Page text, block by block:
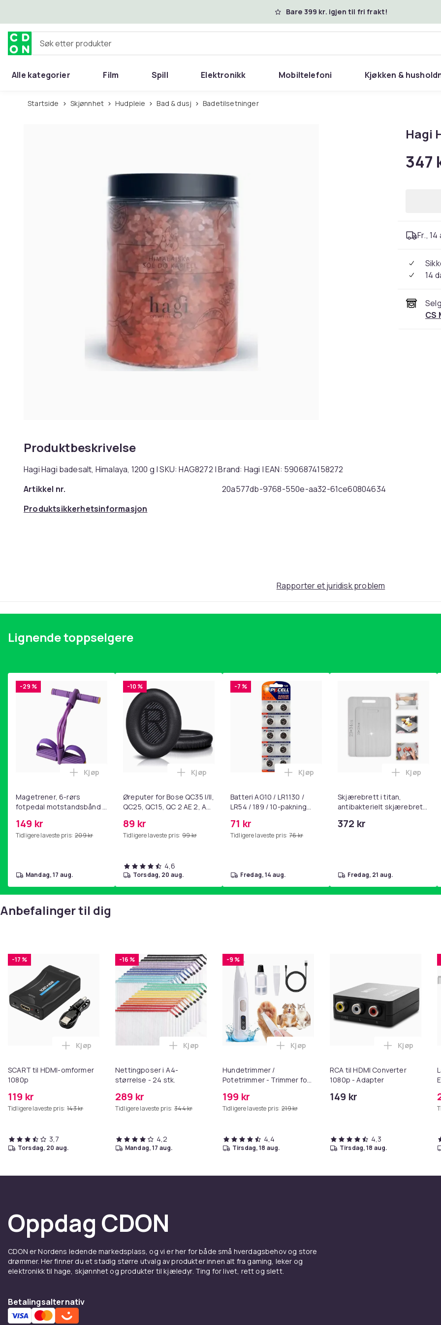
Bare 399 kr. igjen til fri frakt!
Søk etter produkter
Alle kategorier Film Spill Elektronikk Mobiltelefoni Kjøkken &
Startside Skjønnhet Hudpleie Bad & dusj Badetilsetninger
Produktbeskrivelse
Hagi Hagi badesalt, Himalaya, 1200 g | SKU: HAG8272 | Brand: Hagi | EAN: 5906874158272
Artikkel nr.
20a577db-9768-550e-aa32-61ce60804634
Produktsikkerhetsinformasjon
Hagi
347
Fr.,
14
CS
Rapporter et juridisk problem
Lignende toppselgere
-29 %
Magetrener, 6-rørs
fotpedal motstandsbånd -
yoga og
hjemmegymnastikk Purple
149 kr
Tidligere laveste pris: 209 kr
Legg Magetrener, 6-rørs fotpedal motstandsbånd - mage- og kjernetrening, yoga og
Kjøp
mandag, 17 aug.
-10 %
Øreputer for Bose QC35 I/II,
QC25, QC15, QC 2 AE 2, AE
SoundLink Black
89 kr
Tidligere laveste pris: 99 kr
Legg Øreputer for Bose QC35 I/II, QC25, QC15, QC 2 AE 2, AE 2i, AE 2w,
Kjøp
4,6
torsdag, 20 aug.
-7 %
Batteri AG10 / LR1130 /
LR54 / 189 / 10-pakning
71 kr
Tidligere laveste pris: 76 kr
Legg Batteri AG10 / LR1130 / LR54 / 189
Kjøp
fredag, 14 aug.
Skjærebrett i titan,
antibakterielt skjærebrett,
BPA-fri (2 stk.)
372 kr
Legg
Kjøp
fredag, 21 aug.
Anbefalinger til dig
-17 %
SCART til HDMI-omformer
1080p
119 kr
Tidligere laveste pris: 143 kr
Legg SCART til HDMI-omformer 1080p i handlekurven
Kjøp
3,7
torsdag, 20 aug.
-16 %
Nettingposer i A4-
størrelse - 24 stk.
289 kr
Tidligere laveste pris: 344 kr
Legg Nettingposer i A4-størrelse - 24 stk. i handlekurven
Kjøp
4,2
mandag, 17 aug.
-9 %
Hundetrimmer /
Potetrimmer - Trimmer for
199 kr
Tidligere laveste pris: 219 kr
Legg Hundetrimmer / Potetrimmer -
Kjøp
4,4
tirsdag, 18 aug.
RCA til HDMI Converter
1080p - Adapter
149 kr
Legg RCA
Kjøp
4,3
tirsdag, 18 aug.
Oppdag CDON
CDON er Nordens ledende markedsplass, og vi er her for både små hverdagsbehov og store
drømmer. Her finner du et stadig større utvalg av produkter innen alt fra gaming, leker og
elektronikk til hage, skjønnhet og produkter til kjæledyr. Ting for livet, rett og slett.
Betalingsalternativ